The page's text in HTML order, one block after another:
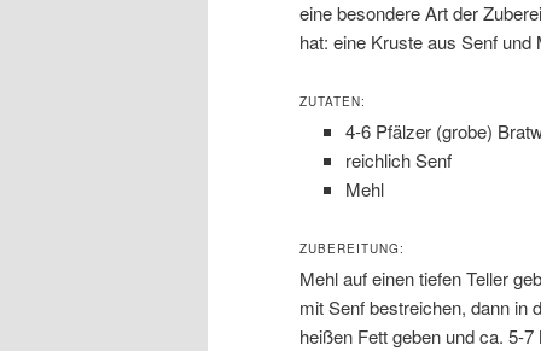
eine besondere Art der
hat: eine Kruste aus Senf und
ZUTATEN:
4-6 Pfälzer (grobe)
reichlich Senf
Mehl
ZUBEREITUNG:
Mehl auf einen tiefen Teller
mit Senf bestreichen, dann in
heißen Fett geben und ca. 5-